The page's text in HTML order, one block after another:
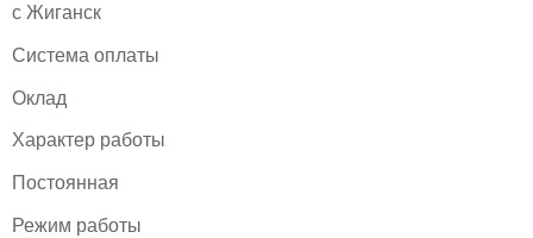
с Жиганск
Система оплаты
Оклад
Характер работы
Постоянная
Режим работы